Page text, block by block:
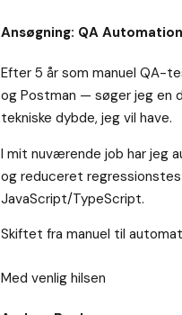
Ansøgning: QA
Efter 5 år som manuel QA-
og Postman — søger jeg en
tekniske dybde, jeg vil have.
I mit nuværende job har jeg
og reduceret
JavaScript/TypeScript.
Skiftet fra manuel til
Med venlig hilsen